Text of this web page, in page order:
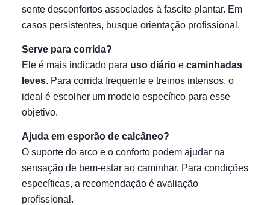
sente desconfortos associados à fascite plantar. Em
casos persistentes, busque orientação profissional.
Serve para corrida?
Ele é mais indicado para uso diário e caminhadas
leves. Para corrida frequente e treinos intensos, o
ideal é escolher um modelo específico para esse
objetivo.
Ajuda em esporão de calcâneo?
O suporte do arco e o conforto podem ajudar na
sensação de bem-estar ao caminhar. Para condições
específicas, a recomendação é avaliação
profissional.